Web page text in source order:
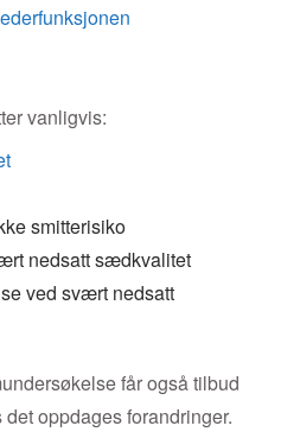
vanligvis:
smitterisiko
nedsatt sædkvalitet
ved svært nedsatt
får også tilbud
oppdages forandringer.